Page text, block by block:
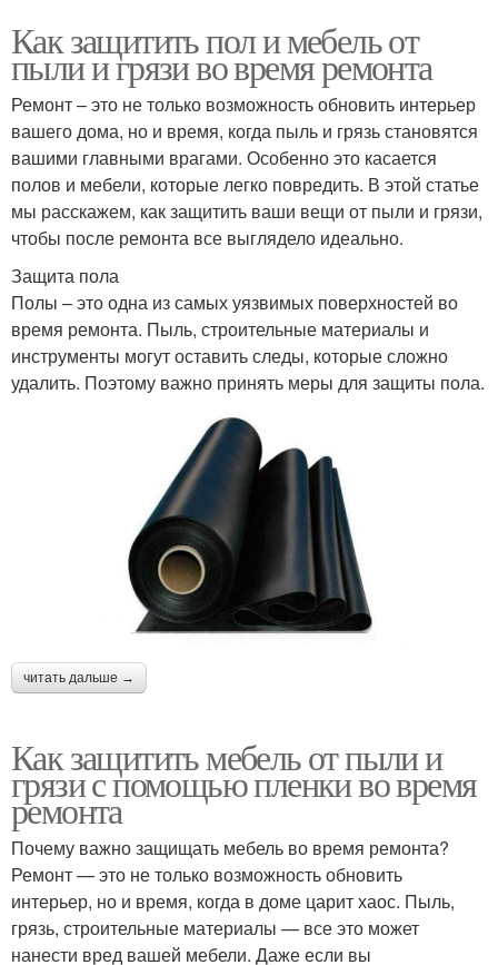
Как защитить пол и мебель от
пыли и грязи во время ремонта
Ремонт – это не только возможность обновить интерьер
вашего дома, но и время, когда пыль и грязь становятся
вашими главными врагами. Особенно это касается
полов и мебели, которые легко повредить. В этой статье
мы расскажем, как защитить ваши вещи от пыли и грязи,
чтобы после ремонта все выглядело идеально.
Защита пола
Полы – это одна из самых уязвимых поверхностей во
время ремонта. Пыль, строительные материалы и
инструменты могут оставить следы, которые сложно
удалить. Поэтому важно принять меры для защиты пола.
читать дальше →
Как защитить мебель от пыли и
грязи с помощью пленки во время
ремонта
Почему важно защищать мебель во время ремонта?
Ремонт — это не только возможность обновить
интерьер, но и время, когда в доме царит хаос. Пыль,
грязь, строительные материалы — все это может
нанести вред вашей мебели. Даже если вы